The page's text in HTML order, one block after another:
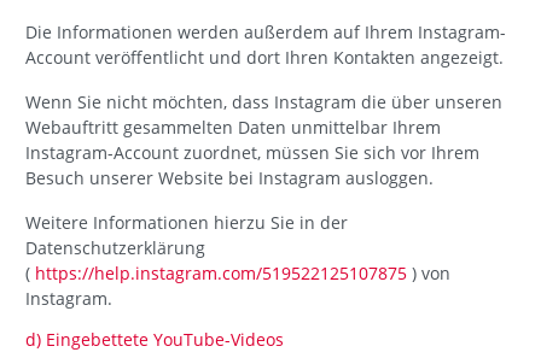
Die Informationen werden außerdem auf Ihrem Instagram-
Account veröffentlicht und dort Ihren Kontakten angezeigt.
Wenn Sie nicht möchten, dass Instagram die über unseren
Webauftritt gesammelten Daten unmittelbar Ihrem
Instagram-Account zuordnet, müssen Sie sich vor Ihrem
Besuch unserer Website bei Instagram ausloggen.
Weitere Informationen hierzu Sie in der
Datenschutzerklärung
( https://help.instagram.com/519522125107875 ) von
Instagram.
d) Eingebettete YouTube-Videos